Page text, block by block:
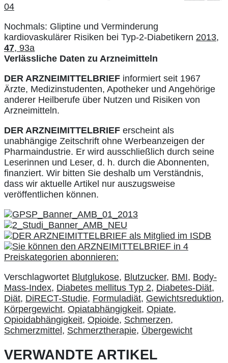
04
Nochmals: Gliptine und Verminderung
kardiovaskulärer Risiken bei Typ-2-Diabetikern 2013,
47, 93a
Verlässliche Daten zu Arzneimitteln
DER ARZNEIMITTELBRIEF informiert seit 1967
Ärzte, Medizinstudenten, Apotheker und Angehörige
anderer Heilberufe über Nutzen und Risiken von
Arzneimitteln.
DER ARZNEIMITTELBRIEF erscheint als
unabhängige Zeitschrift ohne Werbeanzeigen der
Pharmaindustrie. Er wird ausschließlich durch seine
Leserinnen und Leser, d. h. durch die Abonnenten,
finanziert. Wir bitten Sie deshalb um Verständnis,
dass wir aktuelle Artikel nur auszugsweise
veröffentlichen können.
Verschlagwortet Blutglukose, Blutzucker, BMI, Body-
Mass-Index, Diabetes mellitus Typ 2, Diabetes-Diät,
Diät, DiRECT-Studie, Formuladiät, Gewichtsreduktion,
Körpergewicht, Opiatabhängigkeit, Opiate,
Opioidabhängigkeit, Opioide, Schmerzen,
Schmerzmittel, Schmerztherapie, Übergewicht
VERWANDTE ARTIKEL